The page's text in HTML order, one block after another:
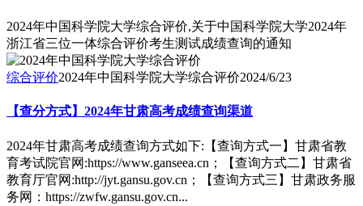
2024年中国科学院大学综合评价,关于中国科学院大学2024年
浙江省三位一体综合评价考生测试成绩查询的通知
综合评价2024年中国科学院大学综合评价2024/6/23
【查分方式】2024年甘肃高考成绩查询渠道
2024年甘肃高考成绩查询方式如下:【查询方式一】甘肃省教
育考试院官网:https://www.ganseea.cn；【查询方式二】甘肃省
教育厅官网:http://jyt.gansu.gov.cn；【查询方式三】甘肃政务服
务网：https://zwfw.gansu.gov.cn...